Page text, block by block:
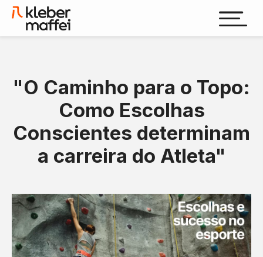
"O Caminho para o Topo:
Como Escolhas
Conscientes determinam
a carreira do Atleta"